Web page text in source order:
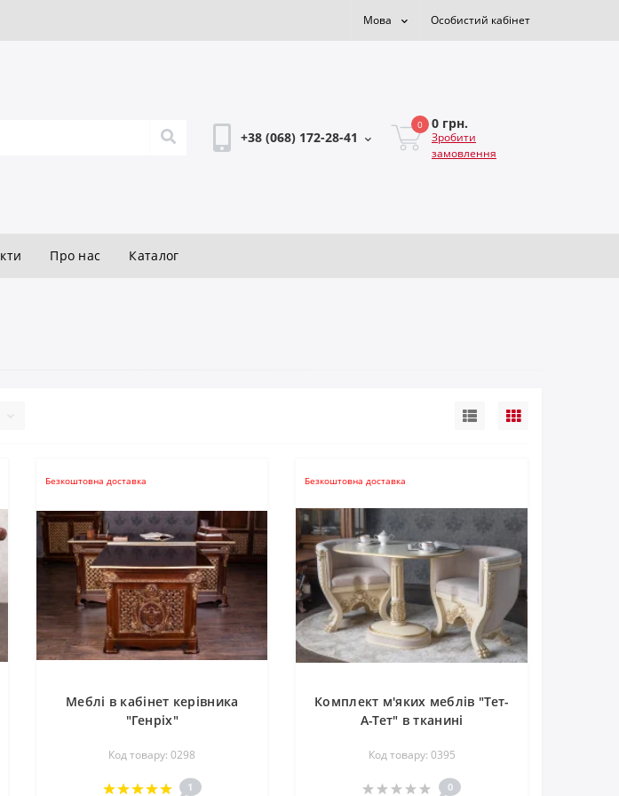
Мова Особистий кабінет
+38 (068) 172-28-41
0 0 грн.
Зробити
замовлення
Про нас Каталог
Безкоштовна доставка
Меблі в кабінет керівника
"Генріх"
Код товару: 0298
1
Безкоштовна доставка
Комплект м'яких меблів "Тет-
А-Тет" в тканині
Код товару: 0395
0